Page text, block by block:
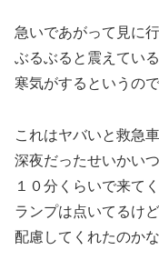
急いであがって見に
ぶるぶると震えている
寒気がするというの
これはヤバいと救急
深夜だったせいかい
１０分くらいで来て
ランプは点いてるけ
配慮してくれたのか